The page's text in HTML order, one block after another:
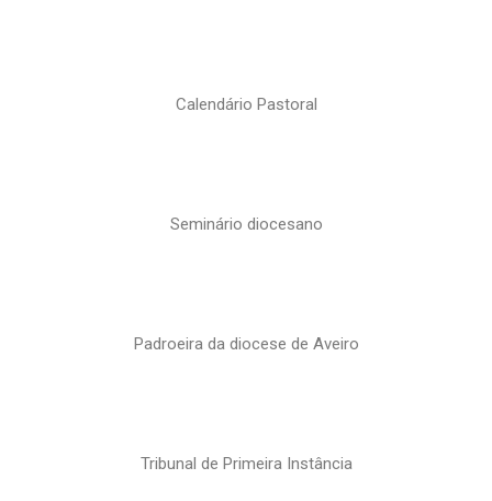
Calendário Pastoral
Seminário diocesano
Padroeira da diocese de Aveiro
Tribunal de Primeira Instância